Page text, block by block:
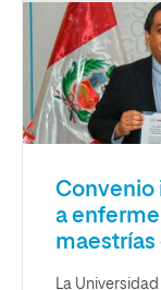
Convenio
a
maestrías
La